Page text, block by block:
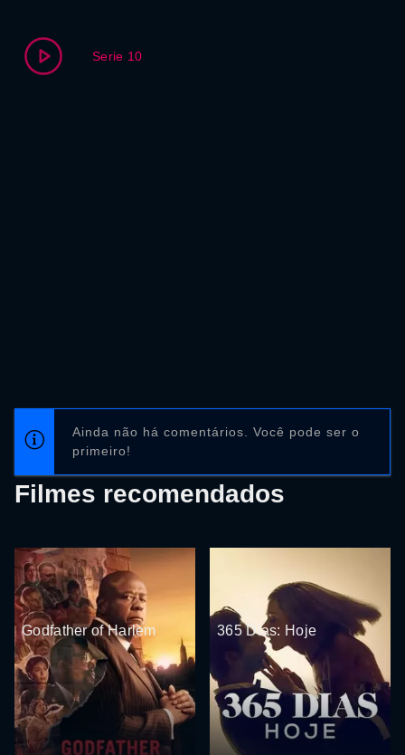
Serie 10
Ainda não há comentários. Você pode ser o
primeiro!
Filmes recomendados
Godfather of Harlem 365 Dias: Hoje